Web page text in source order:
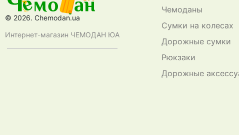
© 2026. Chemodan.ua
Интернет-магазин ЧЕМОДАН ЮА
Чемоданы
Сумки на колесах
Дорожные сумки
Рюкзаки
Дорожные